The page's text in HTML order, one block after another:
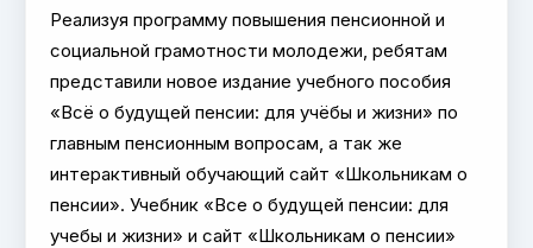
Реализуя программу повышения пенсионной и
социальной грамотности молодежи, ребятам
представили новое издание учебного пособия
«Всё о будущей пенсии: для учёбы и жизни» по
главным пенсионным вопросам, а так же
интерактивный обучающий сайт «Школьникам о
пенсии». Учебник «Все о будущей пенсии: для
учебы и жизни» и сайт «Школьникам о пенсии»